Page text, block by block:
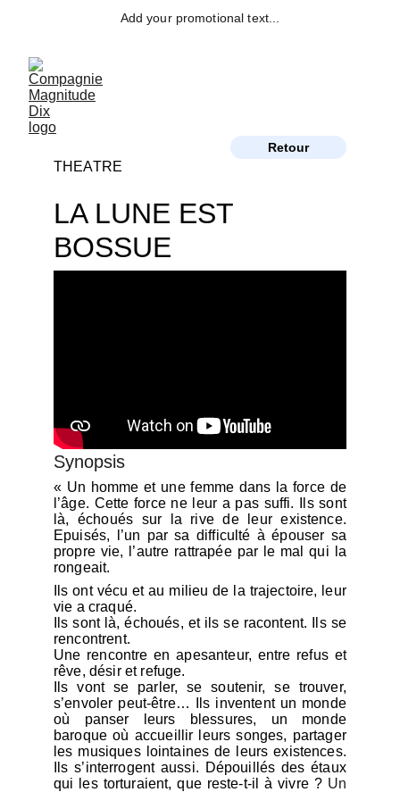
Add your promotional text...
THEATRE
LA LUNE EST
BOSSUE
Retour
Synopsis
« Un homme et une femme dans la force de
l’âge. Cette force ne leur a pas suffi. Ils sont
là, échoués sur la rive de leur existence.
Epuisés, l’un par sa difficulté à épouser sa
propre vie, l’autre rattrapée par le mal qui la
rongeait.
Ils ont vécu et au milieu de la trajectoire, leur
vie a craqué.
Ils sont là, échoués, et ils se racontent. Ils se
rencontrent.
Une rencontre en apesanteur, entre refus et
rêve, désir et refuge.
Ils vont se parler, se soutenir, se trouver,
s’envoler peut-être… Ils inventent un monde
où panser leurs blessures, un monde
baroque où accueillir leurs songes, partager
les musiques lointaines de leurs existences.
Ils s’interrogent aussi. Dépouillés des étaux
qui les torturaient, que reste-t-il à vivre ?Un